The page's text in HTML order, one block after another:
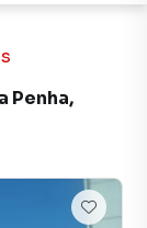
Penha,